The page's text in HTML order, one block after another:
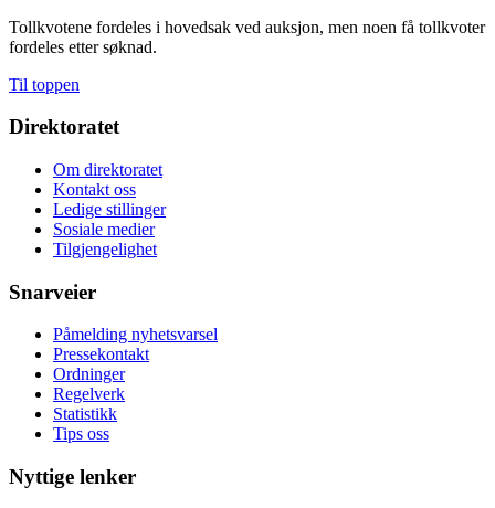
Tollkvotene fordeles i hovedsak ved auksjon, men noen få tollkvoter
fordeles etter søknad.
Til toppen
Direktoratet
Om direktoratet
Kontakt oss
Ledige stillinger
Sosiale medier
Tilgjengelighet
Snarveier
Påmelding nyhetsvarsel
Pressekontakt
Ordninger
Regelverk
Statistikk
Tips oss
Nyttige lenker